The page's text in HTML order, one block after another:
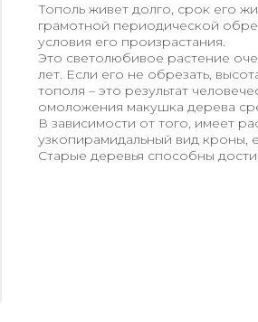
Тополь живет долго, срок его
грамотной периодической
условия его произрастания.
Это светолюбивое растение
лет. Если его не обрезать,
тополя – это результат
омоложения макушка дерева
В зависимости от того, имеет
узкопирамидальный вид кроны,
Старые деревья способны